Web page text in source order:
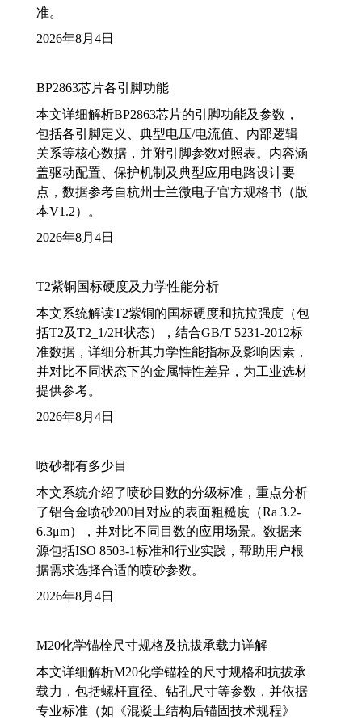
准。
2026年8月4日
BP2863芯片各引脚功能
本文详细解析BP2863芯片的引脚功能及参数，
包括各引脚定义、典型电压/电流值、内部逻辑
关系等核心数据，并附引脚参数对照表。内容涵
盖驱动配置、保护机制及典型应用电路设计要
点，数据参考自杭州士兰微电子官方规格书（版
本V1.2）。
2026年8月4日
T2紫铜国标硬度及力学性能分析
本文系统解读T2紫铜的国标硬度和抗拉强度（包
括T2及T2_1/2H状态），结合GB/T 5231-2012标
准数据，详细分析其力学性能指标及影响因素，
并对比不同状态下的金属特性差异，为工业选材
提供参考。
2026年8月4日
喷砂都有多少目
本文系统介绍了喷砂目数的分级标准，重点分析
了铝合金喷砂200目对应的表面粗糙度（Ra 3.2-
6.3μm），并对比不同目数的应用场景。数据来
源包括ISO 8503-1标准和行业实践，帮助用户根
据需求选择合适的喷砂参数。
2026年8月4日
M20化学锚栓尺寸规格及抗拔承载力详解
本文详细解析M20化学锚栓的尺寸规格和抗拔承
载力，包括螺杆直径、钻孔尺寸等参数，并依据
专业标准（如《混凝土结构后锚固技术规程》